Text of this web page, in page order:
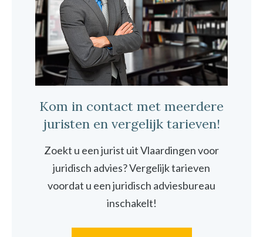
Kom in contact met meerdere
juristen en vergelijk tarieven!
Zoekt u een jurist uit Vlaardingen voor
juridisch advies? Vergelijk tarieven
voordat u een juridisch adviesbureau
inschakelt!